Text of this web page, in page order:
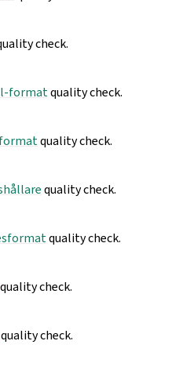
check.
formatquality check.
quality check.
quality check.
quality check.
quality check.
quality check.